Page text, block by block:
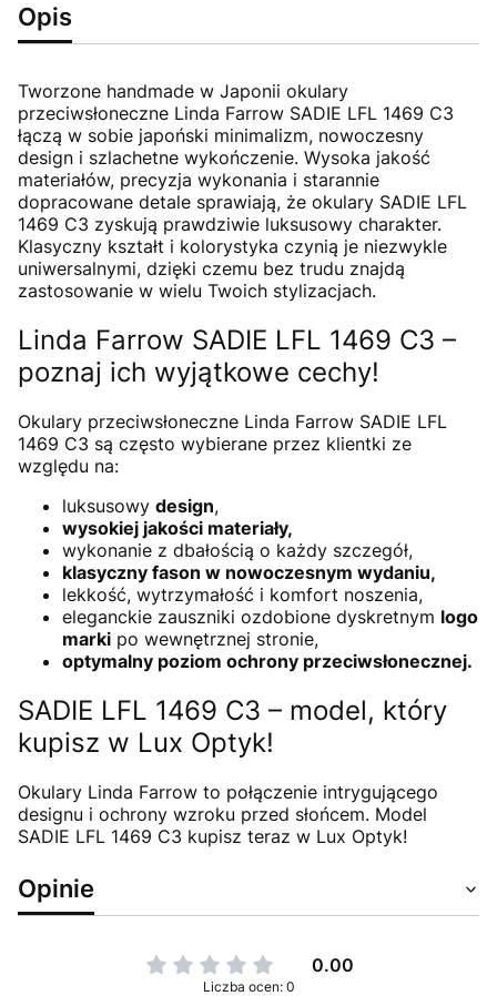
Opis
Tworzone handmade w Japonii okulary
przeciwsłoneczne Linda Farrow SADIE LFL 1469 C3
łączą w sobie japoński minimalizm, nowoczesny
design i szlachetne wykończenie. Wysoka jakość
materiałów, precyzja wykonania i starannie
dopracowane detale sprawiają, że okulary SADIE LFL
1469 C3 zyskują prawdziwie luksusowy charakter.
Klasyczny kształt i kolorystyka czynią je niezwykle
uniwersalnymi, dzięki czemu bez trudu znajdą
zastosowanie w wielu Twoich stylizacjach.
Linda Farrow SADIE LFL 1469 C3 –
poznaj ich wyjątkowe cechy!
Okulary przeciwsłoneczne Linda Farrow SADIE LFL
1469 C3 są często wybierane przez klientki ze
względu na:
luksusowy design,
wysokiej jakości materiały,
wykonanie z dbałością o każdy szczegół,
klasyczny fason w nowoczesnym wydaniu,
lekkość, wytrzymałość i komfort noszenia,
eleganckie zauszniki ozdobione dyskretnym logo
marki po wewnętrznej stronie,
optymalny poziom ochrony przeciwsłonecznej.
SADIE LFL 1469 C3 – model, który
kupisz w Lux Optyk!
Okulary Linda Farrow to połączenie intrygującego
designu i ochrony wzroku przed słońcem. Model
SADIE LFL 1469 C3 kupisz teraz w Lux Optyk!
Opinie
0.00
Liczba ocen: 0